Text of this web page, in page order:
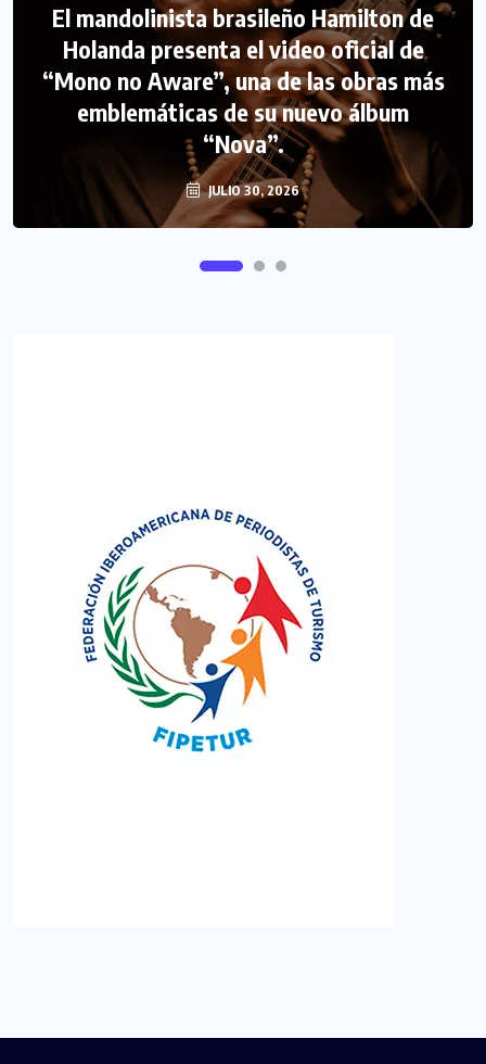
El mandolinista brasileño Hamilton de
Holanda presenta el video oficial de
“Mono no Aware”, una de las obras más
emblemáticas de su nuevo álbum
“Nova”.
JULIO 30, 2026
COLABORADORES INTERNACIONAL
NOTICIAS PERIODISMO TURISTICO
FIPETUR se solidariza con Venezuela
JUNIO 29, 2026